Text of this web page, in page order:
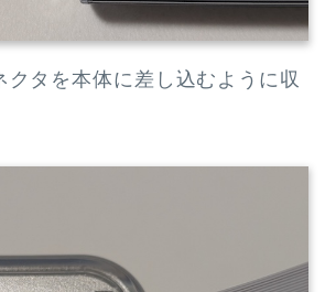
タを本体に差し込むように収